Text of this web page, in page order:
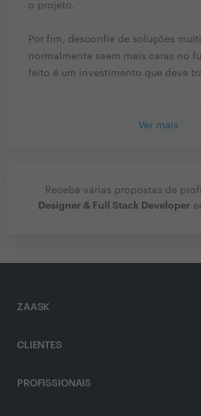
o projeto.
Por fim, desconfie de soluções
normalmente saem mais caras no
feito é um investimento que deve
Ver mais
Receba várias propostas de
Designer & Full Stack Developer
ZAASK
CLIENTES
PROFISSIONAIS